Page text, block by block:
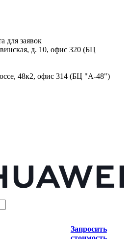
для заявок
д. 10, офис 320 (БЦ
48к2, офис 314 (БЦ "А-48")
Запросить